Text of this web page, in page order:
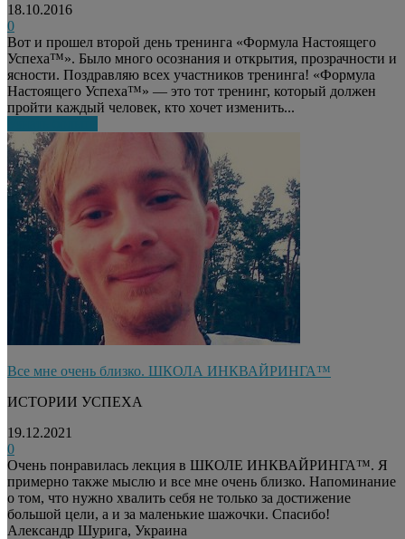
18.10.2016
0
Вот и прошел второй день тренинга «Формула Настоящего
Успеха™». Было много осознания и открытия, прозрачности и
ясности. Поздравляю всех участников тренинга! «Формула
Настоящего Успеха™» — это тот тренинг, который должен
пройти каждый человек, кто хочет изменить...
Все мне очень близко. ШКОЛА ИНКВАЙРИНГА™
ИСТОРИИ УСПЕХА
19.12.2021
0
Очень понравилась лекция в ШКОЛЕ ИНКВАЙРИНГА™. Я
примерно также мыслю и все мне очень близко. Напоминание
о том, что нужно хвалить себя не только за достижение
большой цели, а и за маленькие шажочки. Спасибо!
Александр Шурига, Украина